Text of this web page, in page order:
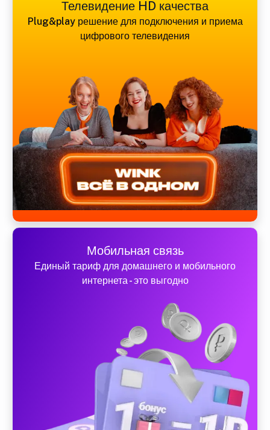
Телевидение HD качества
Plug&play решение для подключения и приема
цифрового телевидения
Мобильная связь
Единый тариф для домашнего и мобильного
интернета - это выгодно